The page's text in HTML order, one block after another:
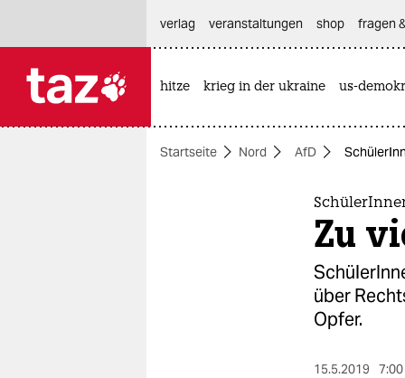
themen
verlag
veranstaltungen shop fragen
hitze krieg in der ukraine us-
Startseite Nord AfD
Zu
über
Opfer.
15.5.2019